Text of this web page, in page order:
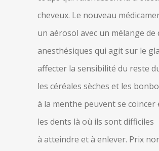
cheveux. Le nouveau
un aérosol avec un mélange de
anesthésiques qui agit sur le
affecter la sensibilité du reste
les céréales sèches et les
à la menthe peuvent se coincer
les dents là où ils sont difficiles
à atteindre et à enlever. Prix